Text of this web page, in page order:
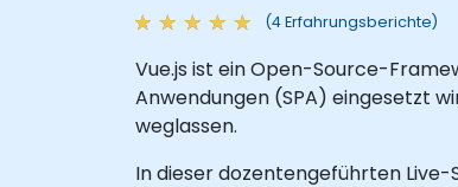
(4 Erfahrungsberichte)
Vue.js ist ein Open-Source-
Anwendungen (SPA) eingesetzt
weglassen.
In dieser dozentengeführten